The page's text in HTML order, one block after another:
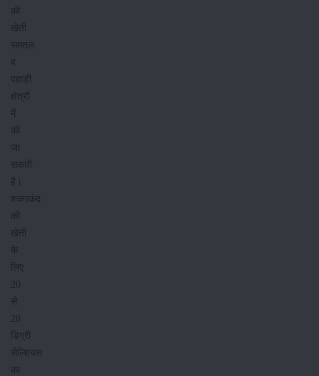
की
खेती
समतल
पहाड़ी
क्षेत्रों
में
की
जा
सकती
है।
शकरकंद
की
खेती
के
लिए
20
से
28
डिग्री
सेल्शियस
का